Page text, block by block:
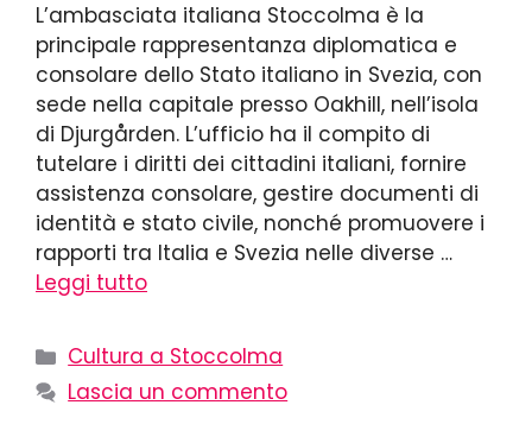
L’ambasciata italiana Stoccolma è la
principale rappresentanza diplomatica e
consolare dello Stato italiano in Svezia, con
sede nella capitale presso Oakhill, nell’isola
di Djurgården. L’ufficio ha il compito di
tutelare i diritti dei cittadini italiani, fornire
assistenza consolare, gestire documenti di
identità e stato civile, nonché promuovere i
rapporti tra Italia e Svezia nelle diverse …
Leggi tutto
Cultura a Stoccolma
Lascia un commento